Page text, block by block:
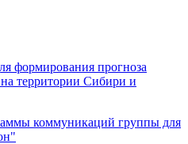
формирования прогноза
территории Сибири и
коммуникаций группы для